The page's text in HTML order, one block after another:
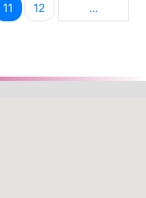
Use TAB para
Página
11 Página
12 ...Páginas